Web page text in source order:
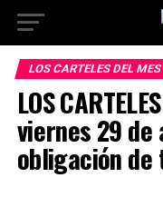
LOS CARTELES DEL MES
LOS
viernes 29 de
obligación